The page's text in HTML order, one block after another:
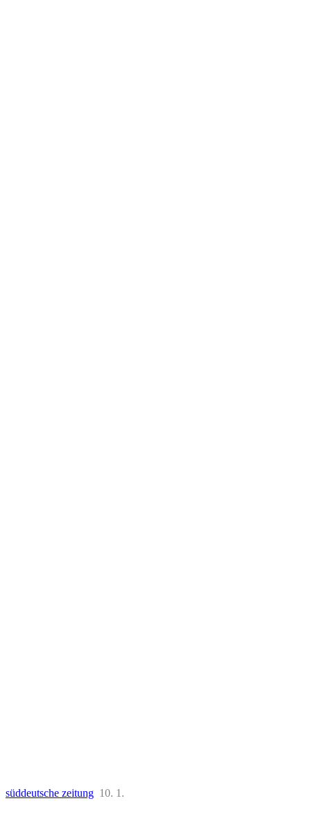
süddeutsche zeitung 10. 1.